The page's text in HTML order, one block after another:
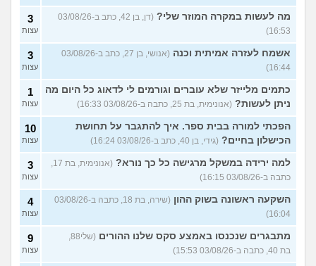
מה לעשות במקרה המוזר שלי?
(דן, בן 42, כתב ב-03/08/26
16:53)
3
עצות
אשמח לעזרה אמיתית וכנה
(אנושי, בן 27, כתב ב-03/08/26
16:44)
3
עצות
כתמים מלייזר שלא עוברים וגורמים לי לדאוג כל היום מה
ניתן לעשות? (אנונימית, בת 25, כתבה ב-03/08/26 16:33)
1
עצות
הפכתי למורה בבית ספר. איך להתגבר על תחושת
הכישלון בחיים? (גידי, בן 40, כתב ב-03/08/26 16:24)
10
עצות
למה ירידה במשקל מרגישה כל כך נורא?
(אנונימית, בת 17,
כתבה ב-03/08/26 16:15)
3
עצות
השקעה ראשונה בשוק ההון
(שירה, בת 18, כתבה ב-03/08/26
16:04)
4
עצות
מתבגרים שנכנסו באמצע סקס שלנו ההורים
(שלי88,
בת 40, כתבה ב-03/08/26 15:53)
9
עצות